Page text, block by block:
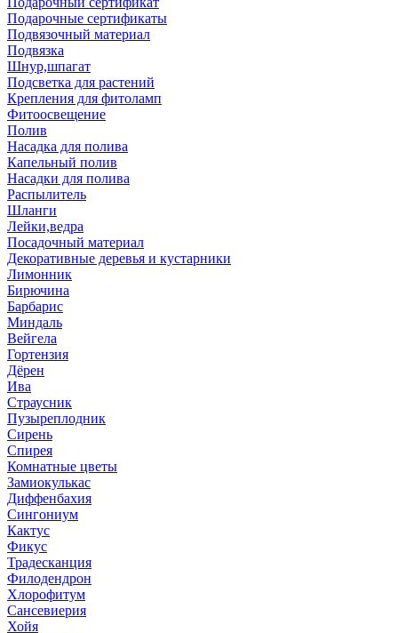
Подарочные сертификаты
Подвязочный материал
Подвязка
Шнур,шпагат
Подсветка для растений
Крепления для фитоламп
Фитоосвещение
Полив
Насадка для полива
Капельный полив
Насадки для полива
Распылитель
Шланги
Лейки,ведра
Посадочный материал
Декоративные деревья и кустарники
Лимонник
Бирючина
Барбарис
Миндаль
Вейгела
Гортензия
Дёрен
Ива
Страусник
Пузыреплодник
Сирень
Спирея
Комнатные цветы
Замиокулькас
Диффенбахия
Сингониум
Кактус
Фикус
Традесканция
Филодендрон
Хлорофитум
Сансевиерия
Хойя